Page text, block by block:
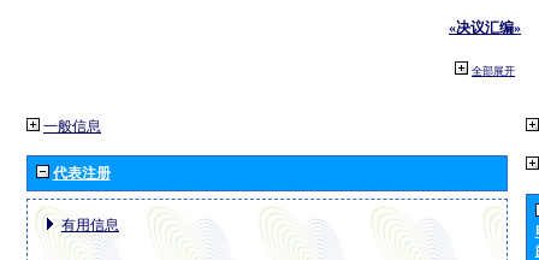
«决议汇编»
全部展开
一般信息
代表注册
有用信息